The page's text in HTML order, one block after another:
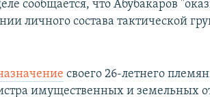
сообщается, что Абубакаров
личного состава тактической
своего 26-летнего
имущественных и земельных